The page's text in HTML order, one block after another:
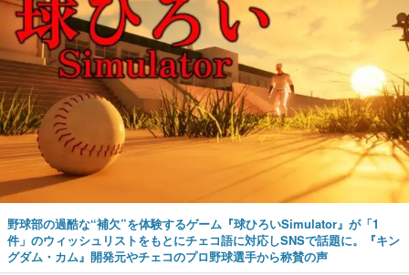
野球部の過酷な“補欠”を体験するゲーム『球ひろいSimulator』が「1
件」のウィッシュリストをもとにチェコ語に対応しSNSで話題に。『キン
グダム・カム』開発元やチェコのプロ野球選手から称賛の声